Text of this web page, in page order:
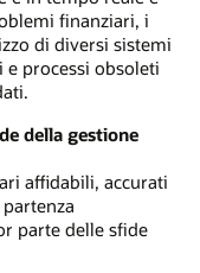
finanziari, i
di diversi sistemi
processi obsoleti
della gestione
affidabili, accurati
parte delle sfide